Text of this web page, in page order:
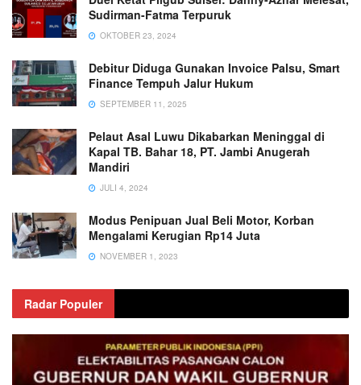
Sudirman-Fatma Terpuruk
OKTOBER 23, 2024
Debitur Diduga Gunakan Invoice Palsu, Smart
Finance Tempuh Jalur Hukum
SEPTEMBER 11, 2025
Pelaut Asal Luwu Dikabarkan Meninggal di
Kapal TB. Bahar 18, PT. Jambi Anugerah
Mandiri
JULI 4, 2024
Modus Penipuan Jual Beli Motor, Korban
Mengalami Kerugian Rp14 Juta
NOVEMBER 1, 2023
Radar Populer